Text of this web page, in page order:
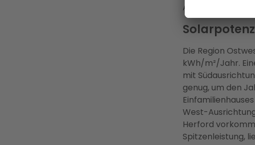
Anlage
Die Region
kWh/m²/Jahr.
mit
genug, um den
West-
Herford
Spitzenleistung,